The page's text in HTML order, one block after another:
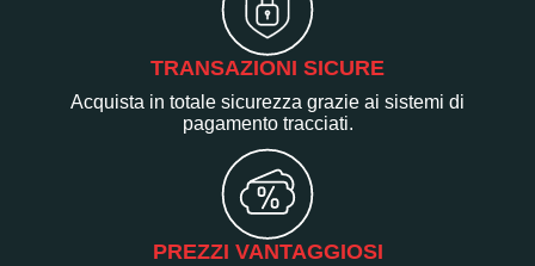
TRANSAZIONI SICURE
Acquista in totale sicurezza grazie ai sistemi di
pagamento tracciati.
PREZZI VANTAGGIOSI